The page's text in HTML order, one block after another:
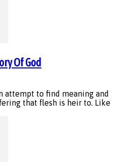
Of God
attempt to find meaning and
that flesh is heir to. Like